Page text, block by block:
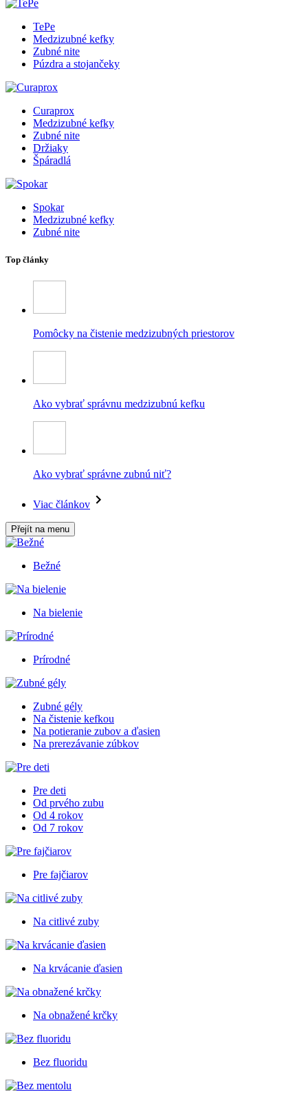
TePe
Medzizubné kefky
Zubné nite
Púzdra a stojančeky
Curaprox
Medzizubné kefky
Zubné nite
Držiaky
Špáradlá
Spokar
Medzizubné kefky
Zubné nite
Top články
Pomôcky na čistenie medzizubných priestorov
Ako vybrať správnu medzizubnú kefku
Ako vybrať správne zubnú niť?
Viac článkov
Přejít na menu
Bežné
Na bielenie
Prírodné
Zubné gély
Na čistenie kefkou
Na potieranie zubov a ďasien
Na prerezávanie zúbkov
Pre deti
Od prvého zubu
Od 4 rokov
Od 7 rokov
Pre fajčiarov
Na citlivé zuby
Na krvácanie ďasien
Na obnažené krčky
Bez fluoridu